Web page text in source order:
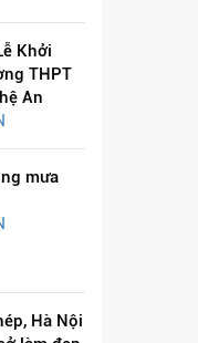
Khởi
THPT
An
mưa
Hà Nội